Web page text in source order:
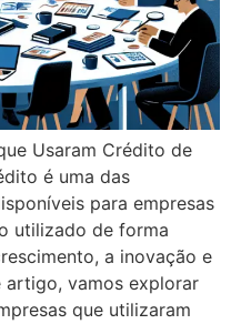
Usaram Crédito de
é uma das
para empresas
utilizado de forma
a inovação e
artigo, vamos explorar
que utilizaram